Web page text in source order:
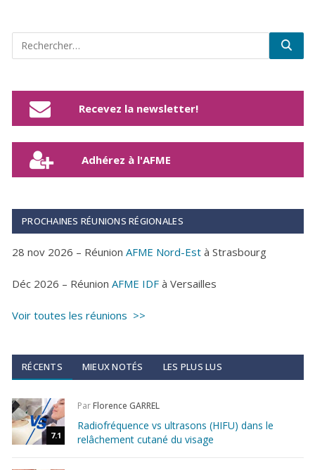
Recevez la newsletter!
Adhérez à l'AFME
PROCHAINES RÉUNIONS RÉGIONALES
28 nov 2026 – Réunion AFME Nord-Est à Strasbourg
Déc 2026 – Réunion AFME IDF à Versailles
Voir toutes les réunions >>
RÉCENTS MIEUX NOTÉS LES PLUS LUS
7.1
ParFlorence GARREL
Radiofréquence vs ultrasons (HIFU) dans le
relâchement cutané du visage